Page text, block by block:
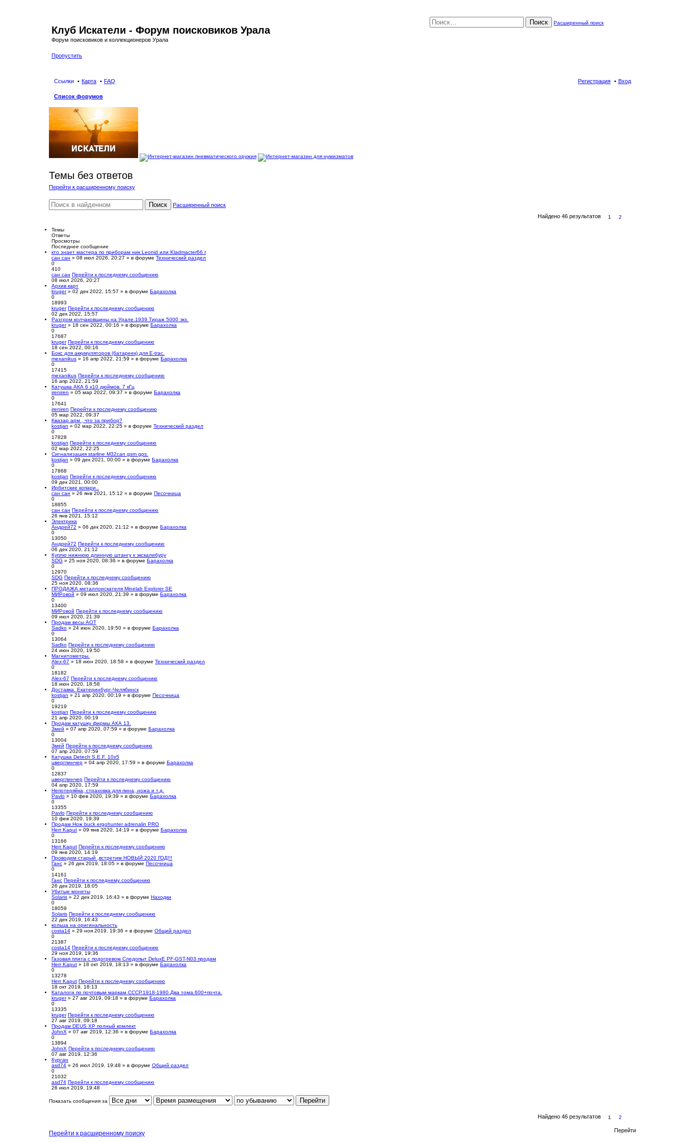
Клуб Искатели - Форум поисковиков Урала
Форум поисковиков и коллекционеров Урала
Пропустить
Поиск Расширенный поиск
Ссылки Карта FAQ Вход
Регистрация
Список форумов
Темы без ответов
Перейти к расширенному поиску
Поиск
Расширенный поиск
Найдено 46 результатов
1 2
Темы
Ответы
Просмотры
Последнее сообщение
кто знает мастера по приборам ник Leonid или Kladmacter66 r
сан сан » 08 июл 2026, 20:27 » в форуме Технический раздел
0
410
сан сан Перейти к последнему сообщению
08 июл 2026, 20:27
Архив карт
kruger» 02 дек 2022, 15:57 » в форуме Барахолка
0
18993
kruger Перейти к последнему сообщению
02 дек 2022, 15:57
Разгром колчаковщины на Урале.1939.Тираж 5000 экз.
kruger» 18 сен 2022, 00:16 » в форуме Барахолка
0
17687
kruger Перейти к последнему сообщению
18 сен 2022, 00:16
Бокс для аккумуляторов (батареек) для E-trac.
mexanikus » 16 апр 2022, 21:59 » в форуме Барахолка
0
17415
mexanikus Перейти к последнему сообщению
16 апр 2022, 21:59
Катушка АКА 6 x10 дюймов. 7 кГц
ireniren » 05 мар 2022, 09:37 » в форуме Барахолка
0
17641
ireniren Перейти к последнему сообщению
05 мар 2022, 09:37
Квазар арм , что за прибор?
kostjan » 02 мар 2022, 22:25 » в форуме Технический раздел
0
17828
kostjan Перейти к последнему сообщению
02 мар 2022, 22:25
Сигнализация starline M32can gsm gps.
kostjan » 09 дек 2021, 00:00 » в форуме Барахолка
0
17868
kostjan Перейти к последнему сообщению
09 дек 2021, 00:00
Ирбитские копари..
сан сан » 26 янв 2021, 15:12 » в форуме Песочница
0
18855
сан сан Перейти к последнему сообщению
26 янв 2021, 15:12
Электрика
Андрей72 » 06 дек 2020, 21:12 » в форуме Барахолка
0
13050
Андрей72 Перейти к последнему сообщению
06 дек 2020, 21:12
Куплю нижнюю длинную штангу к экскалибуру
SDG » 25 ноя 2020, 08:36 » в форуме Барахолка
0
12970
SDG Перейти к последнему сообщению
25 ноя 2020, 08:36
ПРОДАЖА металлоискателя Minelab Explorer SE
МИРовой » 09 июл 2020, 21:39 » в форуме Барахолка
0
13400
МИРовой Перейти к последнему сообщению
09 июл 2020, 21:39
Продам весы АОТ
Sadko » 24 июн 2020, 19:50 » в форуме Барахолка
0
13064
Sadko Перейти к последнему сообщению
24 июн 2020, 19:50
Магнитометры.
Alex-67 » 18 июн 2020, 18:58 » в форуме Технический раздел
0
18182
Alex-67 Перейти к последнему сообщению
18 июн 2020, 18:58
Доставка. Екатеринбург-Челябинск
kostjan » 21 апр 2020, 00:19 » в форуме Песочница
0
19219
kostjan Перейти к последнему сообщению
21 апр 2020, 00:19
Продам катушку фирмы АКА 13.
Змей » 07 апр 2020, 07:59 » в форуме Барахолка
0
13004
Змей Перейти к последнему сообщению
07 апр 2020, 07:59
Катушка Detech S.E.F. 10х5
цвергпинчер » 04 апр 2020, 17:59 » в форуме Барахолка
0
12837
цвергпинчер Перейти к последнему сообщению
04 апр 2020, 17:59
Непотеряйка, страховка для пина, ножа и т.д.
Pavlo » 10 фев 2020, 19:39 » в форуме Барахолка
0
13355
Pavlo Перейти к последнему сообщению
10 фев 2020, 19:39
Продам Нож buck ergohunter adrenalin PRO
Herr Kaput » 09 янв 2020, 14:19 » в форуме Барахолка
0
13166
Herr Kaput Перейти к последнему сообщению
09 янв 2020, 14:19
Проводим старый ,встретим НОВЫЙ 2020 ГОД!!!
Ганс » 26 дек 2019, 18:05 » в форуме Песочница
0
14161
Ганс Перейти к последнему сообщению
26 дек 2019, 18:05
Убитые монеты
Solaris » 22 дек 2019, 16:43 » в форуме Находки
0
18059
Solaris Перейти к последнему сообщению
22 дек 2019, 16:43
кольца на оригинальность
costa14 » 29 ноя 2019, 19:36 » в форуме Общий раздел
0
21387
costa14 Перейти к последнему сообщению
29 ноя 2019, 19:36
Газовая плита с подогревом Следопыт DeluxE PF-GST-N03 продам
Herr Kaput » 18 окт 2019, 18:13 » в форуме Барахолка
0
13278
Herr Kaput Перейти к последнему сообщению
18 окт 2019, 18:13
Каталоги по почтовым маркам СССР.1918-1980.Два тома.600+почта.
kruger» 27 авг 2019, 09:18 » в форуме Барахолка
0
13335
kruger Перейти к последнему сообщению
27 авг 2019, 09:18
Продам DEUS XP полный комлект
JohnX » 07 авг 2019, 12:36 » в форуме Барахолка
0
13894
JohnX Перейти к последнему сообщению
07 авг 2019, 12:36
Курган
asd74 » 26 июл 2019, 19:48 » в форуме Общий раздел
0
21032
asd74 Перейти к последнему сообщению
26 июл 2019, 19:48
Показать сообщения за
Найдено 46 результатов 1 2
Перейти к расширенному поиску Перейти